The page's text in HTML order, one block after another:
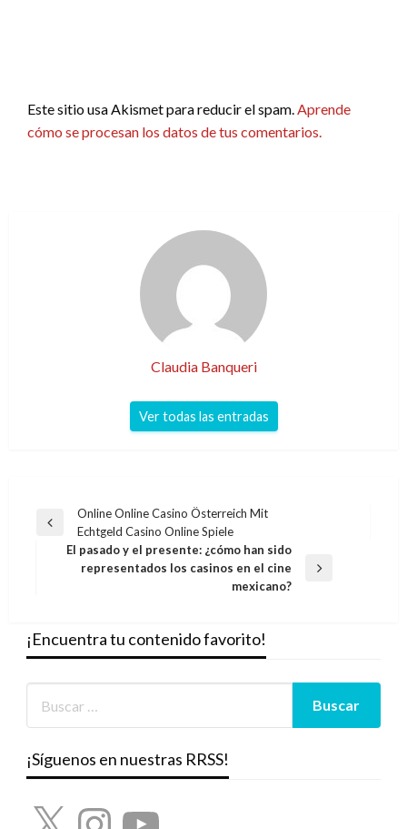
Este sitio usa Akismet para reducir el spam.Aprende
cómo se procesan los datos de tus comentarios.
Claudia Banqueri
Ver todas las entradas
Navegación
entradas
Entrada
anterior
Online Online Casino Österreich Mit
Echtgeld Casino Online Spiele
Entrada
El pasado y el presente: ¿cómo han sido
representados los casinos en el cine
mexicano?
¡Encuentra tu contenido favorito!
¡Síguenos en nuestras RRSS!
X InstagramYouTube